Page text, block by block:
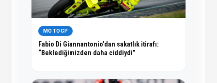
MOTOGP
Fabio Di Giannantonio’dan sakatlık itirafı:
“Beklediğimizden daha ciddiydi”